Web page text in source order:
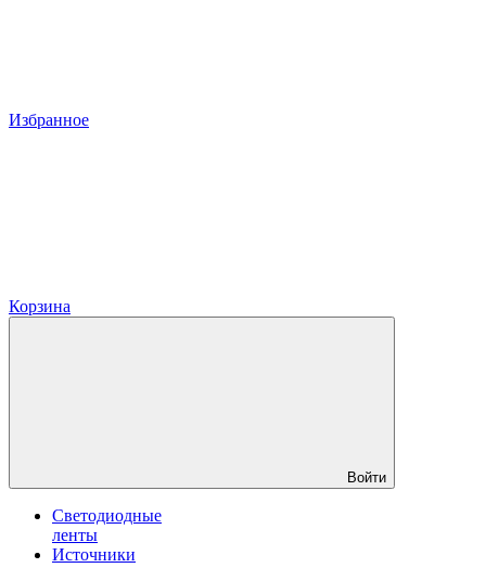
Избранное
Корзина
Войти
Светодиодные
ленты
Источники